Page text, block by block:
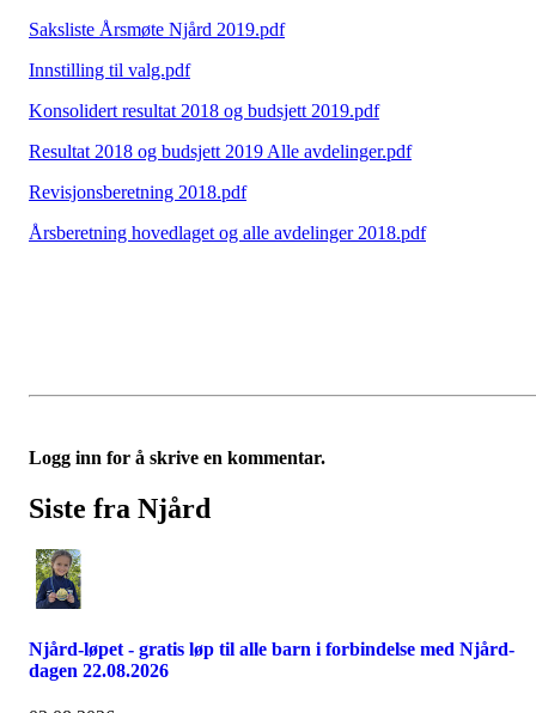
Saksliste Årsmøte Njård 2019.pdf
Innstilling til valg.pdf
Konsolidert resultat 2018 og budsjett 2019.pdf
Resultat 2018 og budsjett 2019 Alle avdelinger.pdf
Revisjonsberetning 2018.pdf
Årsberetning hovedlaget og alle avdelinger 2018.pdf
Logg inn for å skrive en kommentar.
Siste fra Njård
Njård-løpet - gratis løp til alle barn i forbindelse med Njård-
dagen 22.08.2026